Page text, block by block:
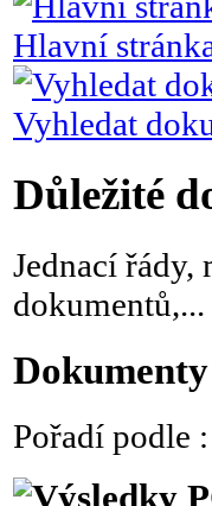
Hlavní
Vyhledat
Důležité
Jednací
dokumentů,...
Dokumenty
Pořadí podle :